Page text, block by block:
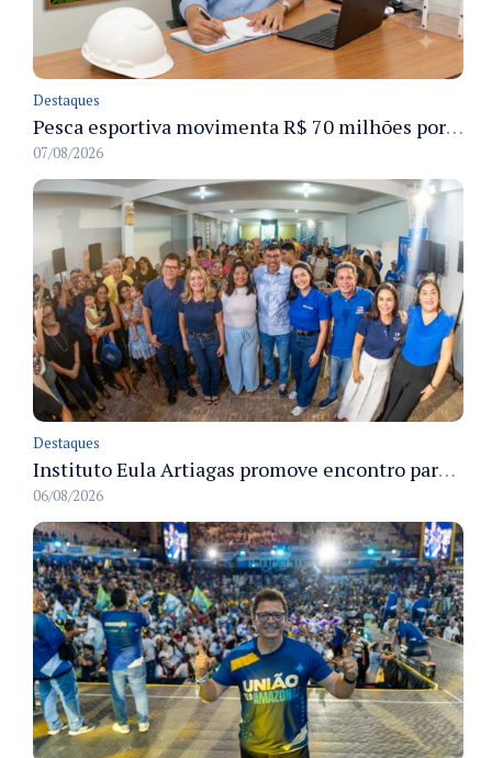
Destaques
Pesca esportiva movimenta R$ 70 milhões por ano e ganha espaço na economia sustentável do Amazonas
07/08/2026
Destaques
Instituto Eula Artiagas promove encontro para discutir melhorias para o bairro Petrópolis
06/08/2026